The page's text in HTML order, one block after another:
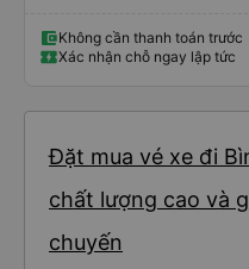
Không cần thanh toán trước
Xác nhận chỗ ngay lập tức
Đặt mua vé xe đi
chất lượng cao và
chuyến